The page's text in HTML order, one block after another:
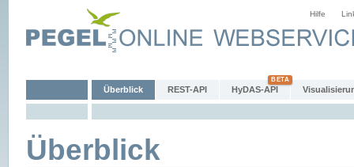
Hilfe
Überblick REST-API HyDAS-API
Überblick